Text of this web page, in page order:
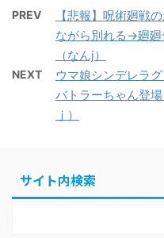
PREV
【悲報】呪術廻戦
ながら別れる→廻廻
（なんj）
NEXT
ウマ娘シンデレラ
バトラーちゃん登
ｊ）
サイト内検索